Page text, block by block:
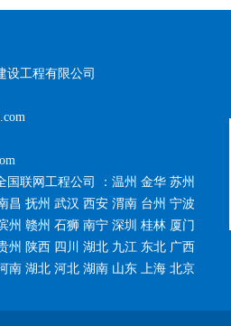
设工程有限公司
国联网工程公司 ：温州 金华 苏州
昌 抚州 武汉 西安 渭南 台州 宁波
州 赣州 石狮 南宁 深圳 桂林 厦门
州 陕西 四川 湖北 九江 东北 广西
南 湖北 河北 湖南 山东 上海 北京